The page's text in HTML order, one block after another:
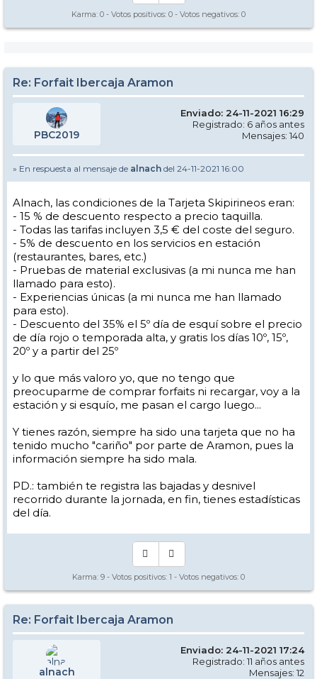
Karma: 0 - Votos positivos: 0 - Votos negativos: 0
Re: Forfait Ibercaja Aramon
PBC2019
Enviado: 24-11-2021 16:29
Registrado: 6 años antes
Mensajes: 140
» En respuesta al mensaje de alnach del 24-11-2021 16:00
Alnach, las condiciones de la Tarjeta Skipirineos eran:
- 15 % de descuento respecto a precio taquilla.
- Todas las tarifas incluyen 3,5 € del coste del seguro.
- 5% de descuento en los servicios en estación
(restaurantes, bares, etc.)
- Pruebas de material exclusivas (a mi nunca me han
llamado para esto).
- Experiencias únicas (a mi nunca me han llamado
para esto).
- Descuento del 35% el 5º día de esquí sobre el precio
de día rojo o temporada alta, y gratis los días 10º, 15º,
20º y a partir del 25º
y lo que más valoro yo, que no tengo que
preocuparme de comprar forfaits ni recargar, voy a la
estación y si esquío, me pasan el cargo luego...
Y tienes razón, siempre ha sido una tarjeta que no ha
tenido mucho "cariño" por parte de Aramon, pues la
información siempre ha sido mala.
PD.: también te registra las bajadas y desnivel
recorrido durante la jornada, en fin, tienes estadísticas
del día.
Karma: 9 - Votos positivos: 1 - Votos negativos: 0
Re: Forfait Ibercaja Aramon
alnach
Enviado: 24-11-2021 17:24
Registrado: 11 años antes
Mensajes: 12